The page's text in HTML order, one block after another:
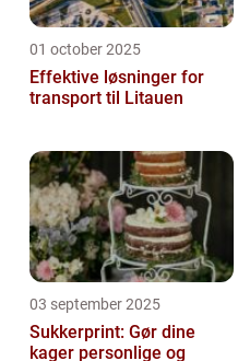
01 october 2025
Effektive løsninger for
transport til Litauen
03 september 2025
Sukkerprint: Gør dine
kager personlige og